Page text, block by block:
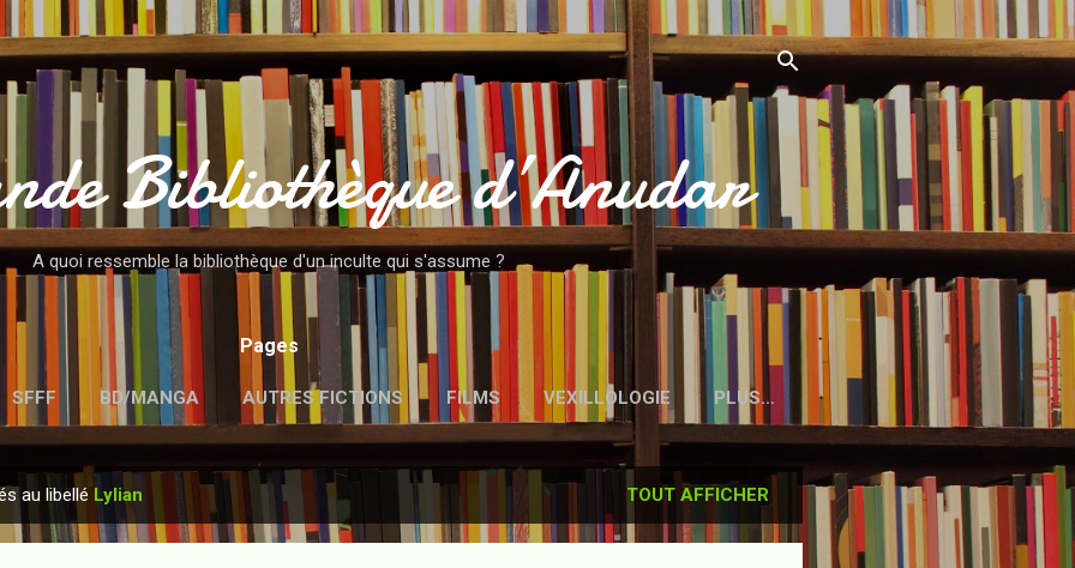
Accéder au contenu principal
Bibliothèque d’Anudar
A quoi ressemble la bibliothèque d'un inculte qui s'assume ?
Pages
SFFF BD/MANGA AUTRES FICTIONS FILMS VEXILLOLOGIE PLUS…
MENTIONS LÉGALES
au libellé Lylian TOUT AFFICHER